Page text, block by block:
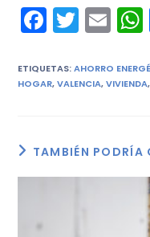
F
a
c
e
o
o
T
w
itt
er
E
m
ai
l
ETIQUETAS:AHORRO
HOGAR, VALENCIA, VIVIENDA,
TAMBIÉN PODRÍA